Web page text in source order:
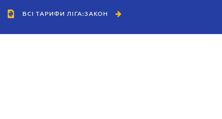
ВСІ ТАРИФИ ЛІГА:ЗАКОН